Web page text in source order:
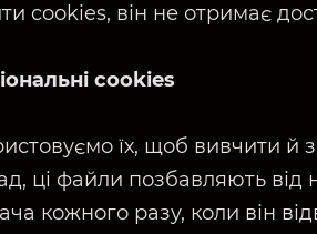
cookies, він не отримає
cookies
їх, щоб вивчити й
ці файли позбавляють від
кожного разу, коли він